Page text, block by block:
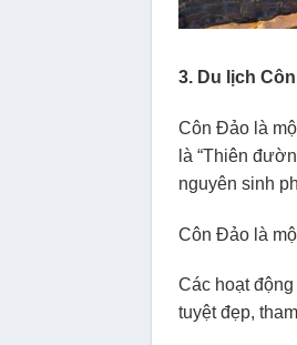
3. Du lịch
Côn Đảo là
là “Thiên
nguyên sinh
Côn Đảo là
Các hoạt
tuyệt đẹp,